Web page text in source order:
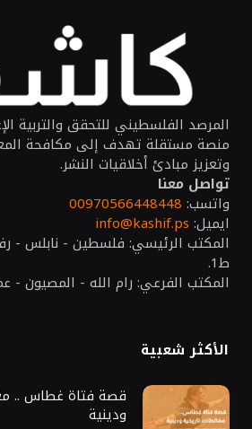
المرصد الفلسطيني للتحقق والتربية
منصة مستقلة تهدف إلى مكافحة
وتعزيز مبادئ أخلاقيات النشر.
تواصل معنا
واتسب: 00970566448448
ايميل: info@kashif.ps
المكتب الرئيسي: فلسطين - نابلس -
ط1.
المكتب الفرعي: رام الله - المصيون -
الأكثر شعبية
قصة فتاة غطاس ..
ودينية